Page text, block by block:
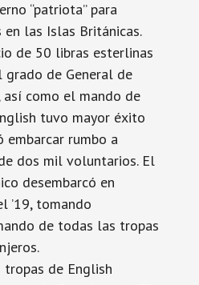
“patriota” para
las Islas Británicas.
de 50 libras esterlinas
grado de General de
así como el mando de
tuvo mayor éxito
embarcar rumbo a
dos mil voluntarios. El
desembarcó en
’19, tomando
de todas las tropas
de English